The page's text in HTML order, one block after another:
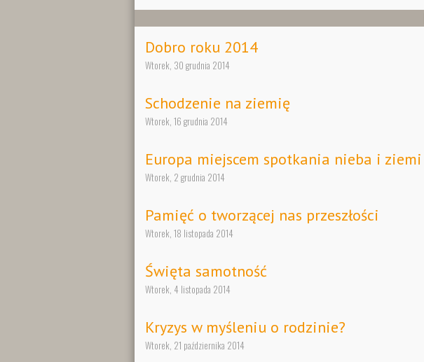
Dobro roku 2014
Wtorek, 30 grudnia 2014
Schodzenie na ziemię
Wtorek, 16 grudnia 2014
Europa miejscem spotkania nieba i ziemi
Wtorek, 2 grudnia 2014
Pamięć o tworzącej nas przeszłości
Wtorek, 18 listopada 2014
Święta samotność
Wtorek, 4 listopada 2014
Kryzys w myśleniu o rodzinie?
Wtorek, 21 października 2014